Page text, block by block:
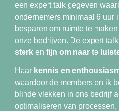
een expert talk gegeven
ondernemers minimaal 6 uur
besparen om ruimte te
onze bedrijven. De expert
sterk en fijn om naar te
Haar kennis en
waardoor de members en ik
blinde vlekken in ons bedrijf
optimaliseren van processen,